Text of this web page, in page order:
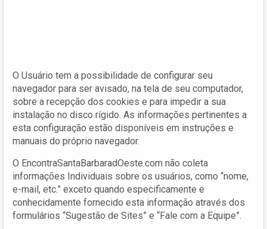
O Usuário tem a possibilidade de configurar seu
navegador para ser avisado, na tela de seu computador,
sobre a recepção dos cookies e para impedir a sua
instalação no disco rígido. As informações pertinentes a
esta configuração estão disponíveis em instruções e
manuais do próprio navegador.
O EncontraSantaBarbaradOeste.com não coleta
informações Individuais sobre os usuários, como “nome,
e-mail, etc.” exceto quando especificamente e
conhecidamente fornecido esta informação através dos
formulários “Sugestão de Sites” e “Fale com a Equipe”.